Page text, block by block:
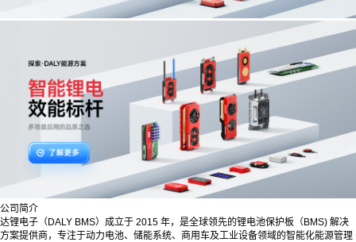
公司简介
达锂电子（DALY BMS）成立于 2015 年，是全球领先的锂电池保护板（BMS) 解决
方案提供商，专注于动力电池、储能系统、商用车及工业设备领域的智能化能源管理